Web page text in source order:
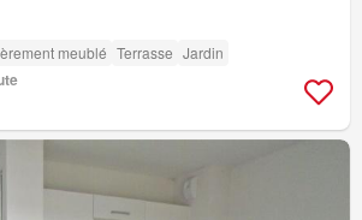
meublé Terrasse Jardin